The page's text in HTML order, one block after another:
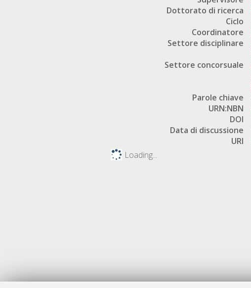
Dottorato di ricerca
Ciclo
Coordinatore
Settore disciplinare
Settore concorsuale
Parole chiave
URN:NBN
DOI
Data di discussione
URI
Loading...